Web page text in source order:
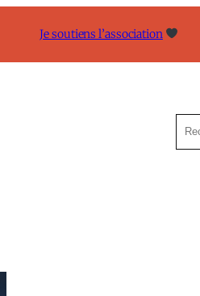
Je soutiens l’association